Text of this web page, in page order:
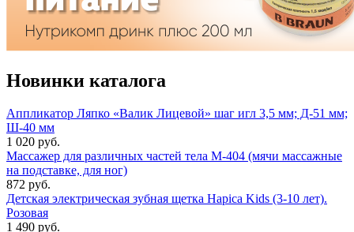
Новинки каталога
Аппликатор Ляпко «Валик Лицевой» шаг игл 3,5 мм; Д-51 мм;
Ш-40 мм
1 020 руб.
Массажер для различных частей тела М-404 (мячи массажные
на подставке, для ног)
872 руб.
Детская электрическая зубная щетка Hapica Kids (3-10 лет).
Розовая
1 490 руб.